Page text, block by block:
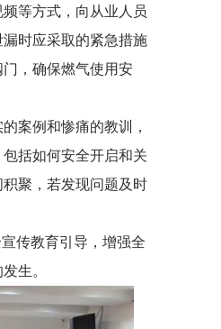
等方式，向从业人员
时应采取的紧急措施
，确保燃气使用安
案例和惨痛的教训，
括如何安全开启和关
聚，若发现问题及时
传教育引导，增强全
生。